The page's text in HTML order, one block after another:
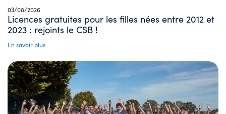
03/08/2026
Licences gratuites pour les filles nées entre 2012 et
2023 : rejoints le CSB !
En savoir plus